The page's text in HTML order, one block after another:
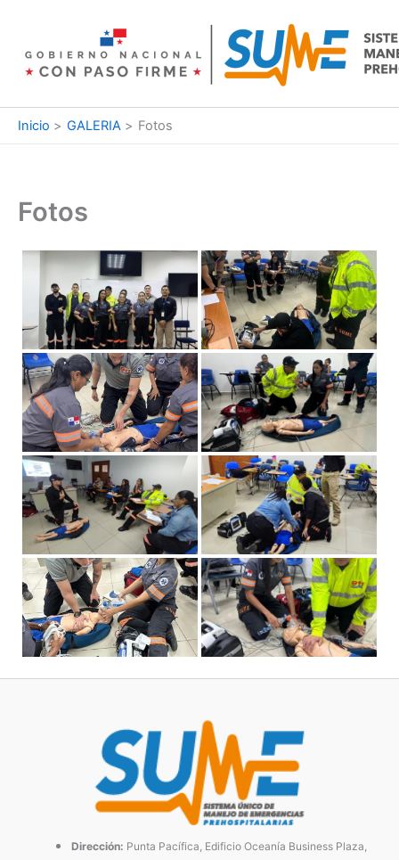
contenido
Inicio GALERIA Fotos
Fotos
Dirección: Punta Pacífica, Edificio Oceanía Business Plaza,